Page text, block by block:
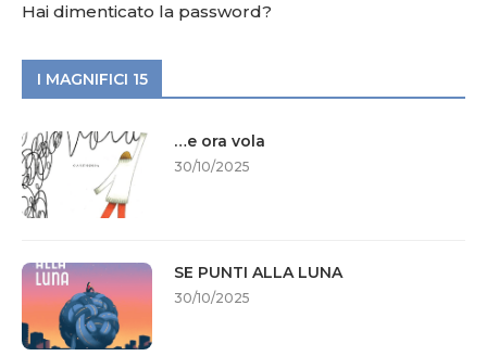
Hai dimenticato la password?
I MAGNIFICI 15
…e ora vola
30/10/2025
SE PUNTI ALLA LUNA
30/10/2025